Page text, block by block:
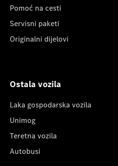
Pomoć na cesti
Servisni paketi
Originalni dijelovi
Ostala vozila
Laka gospodarska vozila
Unimog
Teretna vozila
Autobusi